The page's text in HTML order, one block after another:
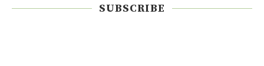
SUBSCRIBE